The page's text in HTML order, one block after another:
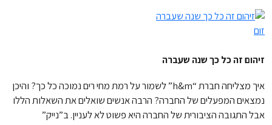
זום
זיהום זה כל כך שנה שעברה
איך מצליחה חברת “h&m” לשמור על רמת מחי רים נמוכה כל כך? והיכן
נמצאים המפעלים של החברה? הרבה אנשים שואלים את השאלות הללו
אבל התגובה הציבורית של החברה היא פשוט לא לעניין. ב”נייק”